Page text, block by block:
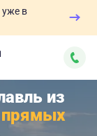
уже в
из
прямых